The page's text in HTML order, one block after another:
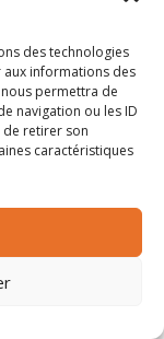
des technologies
informations des
permettra de
navigation ou les ID
de retirer son
caractéristiques